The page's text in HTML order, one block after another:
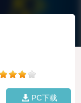
PC下载